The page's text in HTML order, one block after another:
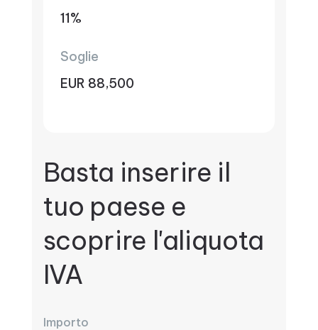
11%
Soglie
EUR 88,500
Basta inserire il
tuo paese e
scoprire l'aliquota
IVA
Importo